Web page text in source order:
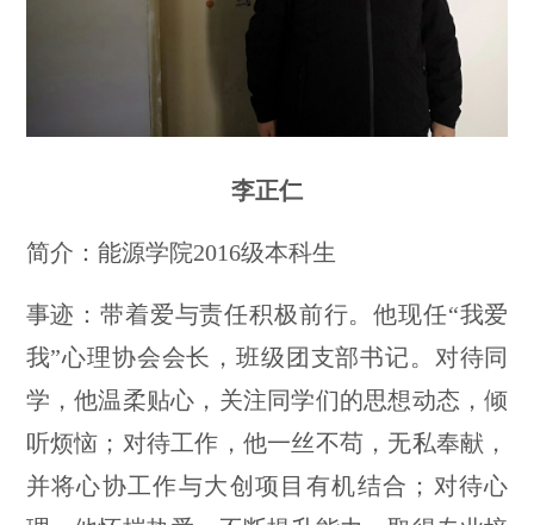
李正仁
简介：能源学院2016级本科生
事迹：带着爱与责任积极前行。他现任“我爱
我”心理协会会长，班级团支部书记。对待同
学，他温柔贴心，关注同学们的思想动态，倾
听烦恼；对待工作，他一丝不苟，无私奉献，
并将心协工作与大创项目有机结合；对待心